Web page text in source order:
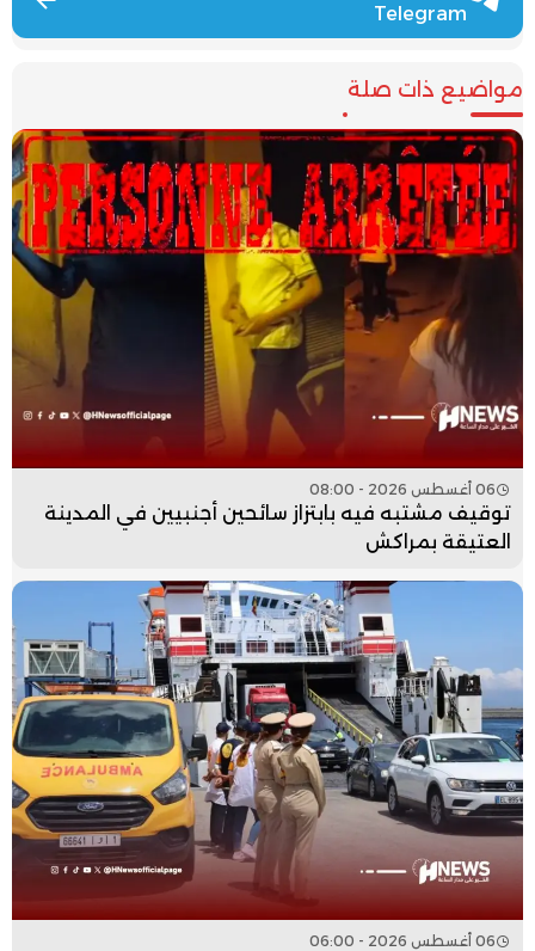
Telegram
مواضيع ذات صلة
06 أغسطس 2026 - 08:00
توقيف مشتبه فيه بابتزاز سائحين أجنبيين في المدينة
العتيقة بمراكش
06 أغسطس 2026 - 06:00